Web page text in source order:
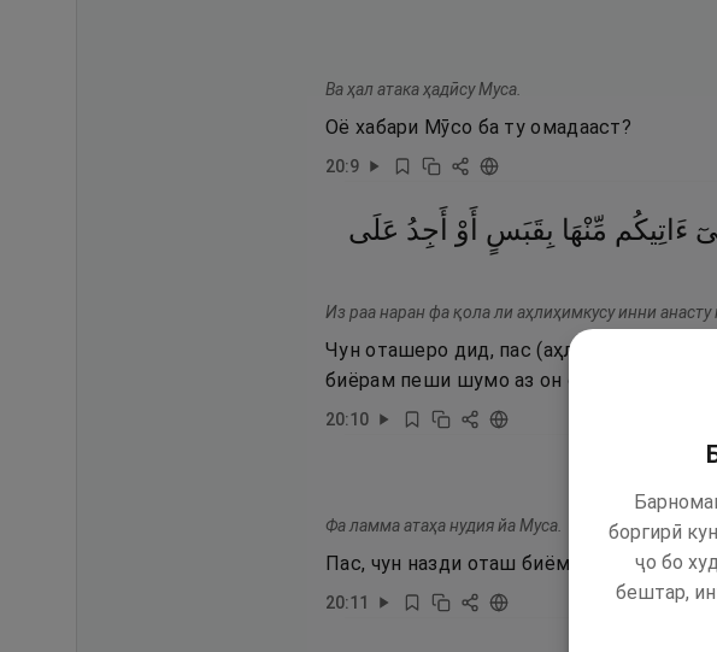
Ва ҳал атака ҳадӣсу Муса.
Оё хабари Мӯсо ба ту омадааст?
20:9
ءَاتِيكُم مِّنْهَا بِقَبَسٍ أَوْ أَجِدُ عَلَى
Из раа наран фа қола ли аҳлиҳимкусу инни
Чун оташеро дид, пас (аҳли худро)
биёрам пеши шумо аз он оташ шӯълае ё
20:10
Фа ламма атаҳа нудия йа Муса.
Пас, чун назди оташ биёмад, овоз дода
20:11
боргирӣ
ҷо бо
бештар,